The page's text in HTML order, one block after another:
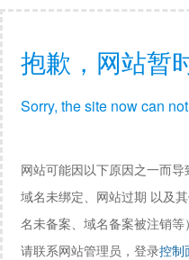
抱歉，网站暂
Sorry, the site now can
网站可能因以下原因之一而导
域名未绑定、网站过期 以及
名未备案、域名备案被注销等
请联系网站管理员，登录控制